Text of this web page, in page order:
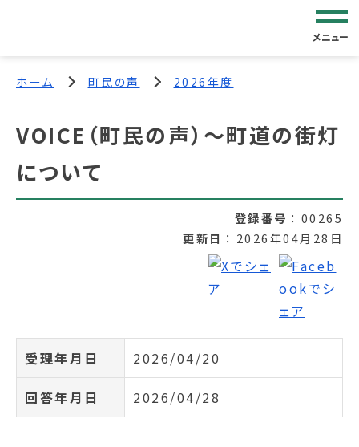
メニュー
ホーム 町民の声 2026年度
VOICE（町民の声）～町道の街灯
について
登録番号
00265
更新日
2026年04月28日
受理年月日 2026/04/20
回答年月日 2026/04/28